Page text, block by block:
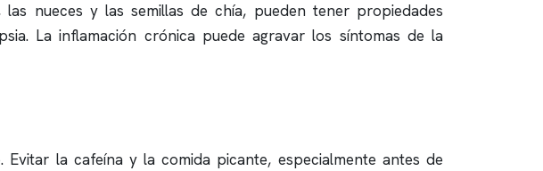
nueces y las semillas de chía, pueden tener propiedades
La inflamación crónica puede agravar los síntomas de la
la cafeína y la comida picante, especialmente antes de